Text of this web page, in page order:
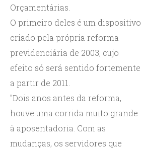
Orçamentárias.
O primeiro deles é um dispositivo
criado pela própria reforma
previdenciária de 2003, cujo
efeito só será sentido fortemente
a partir de 2011.
"Dois anos antes da reforma,
houve uma corrida muito grande
à aposentadoria. Com as
mudanças, os servidores que